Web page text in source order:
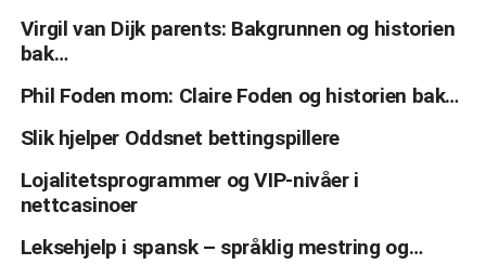
Virgil van Dijk parents: Bakgrunnen og historien
bak…
Phil Foden mom: Claire Foden og historien bak…
Slik hjelper Oddsnet bettingspillere
Lojalitetsprogrammer og VIP-nivåer i
nettcasinoer
Leksehjelp i spansk – språklig mestring og…